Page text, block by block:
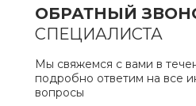
ОБРАТНЫЙ
СПЕЦИАЛИСТА
Мы свяжемся с вами в
подробно ответим на все
вопросы